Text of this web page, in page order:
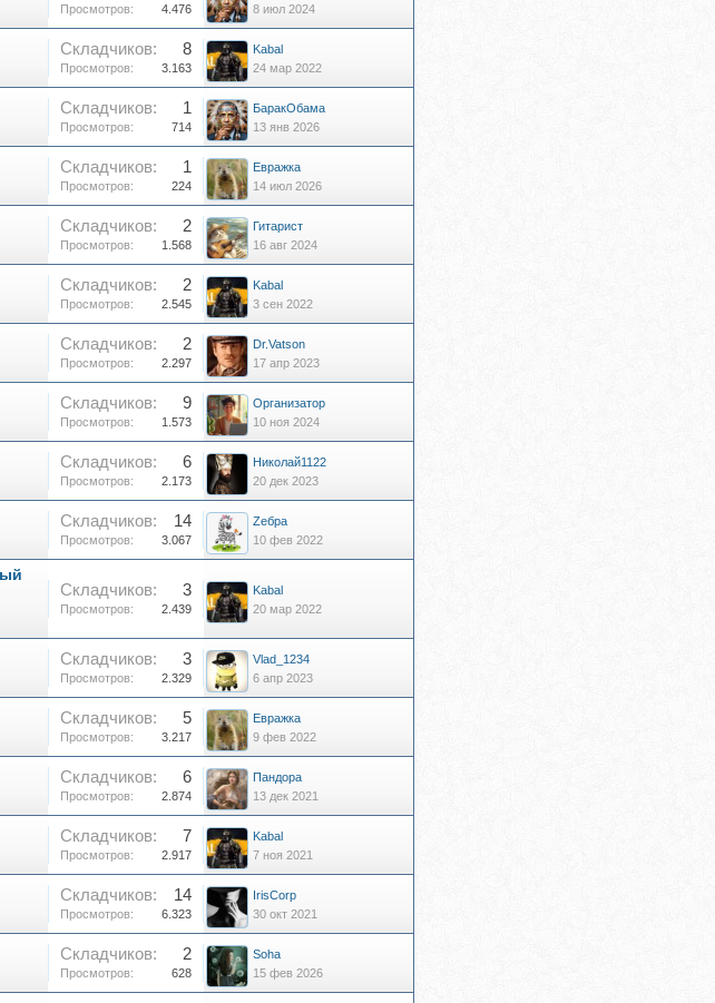
Просмотров: 4.476
8 июл 2024
Складчиков: 8
Просмотров: 3.163
Kabal
24 мар 2022
Складчиков: 1
Просмотров: 714
БаракОбама
13 янв 2026
Складчиков: 1
Просмотров: 224
Евражкa
14 июл 2026
Складчиков: 2
Просмотров: 1.568
Гитарист
16 авг 2024
Складчиков: 2
Просмотров: 2.545
Kabal
3 сен 2022
Складчиков: 2
Просмотров: 2.297
Dr.Vatson
17 апр 2023
Складчиков: 9
Просмотров: 1.573
Организатор
10 ноя 2024
Складчиков: 6
Просмотров: 2.173
Николай1122
20 дек 2023
Складчиков: 14
Просмотров: 3.067
Zебра
10 фев 2022
Складчиков: 3
Просмотров: 2.439
Kabal
20 мар 2022
Складчиков: 3
Просмотров: 2.329
Vlad_1234
6 апр 2023
Складчиков: 5
Просмотров: 3.217
Евражкa
9 фев 2022
Складчиков: 6
Просмотров: 2.874
Пандора
13 дек 2021
Складчиков: 7
Просмотров: 2.917
Kabal
7 ноя 2021
Складчиков: 14
Просмотров: 6.323
IrisCorp
30 окт 2021
Складчиков: 2
Просмотров: 628
Soha
15 фев 2026